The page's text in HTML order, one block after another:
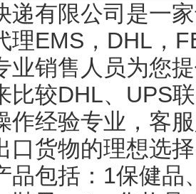
递有限公司是一
理EMS，DHL，
业销售人员为您
比较DHL、UPS
作经验专业，客
口货物的理想选
品包括：1保健品